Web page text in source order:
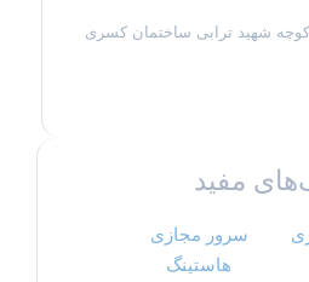
شهید ترابی ساختمان کسری
مفید
سرور مجازی
هاستینگ